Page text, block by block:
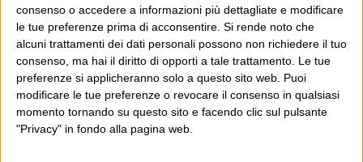
consenso o accedere a informazioni più dettagliate e modificare
le tue preferenze prima di acconsentire. Si rende noto che
alcuni trattamenti dei dati personali possono non richiedere il tuo
consenso, ma hai il diritto di opporti a tale trattamento. Le tue
preferenze si applicheranno solo a questo sito web. Puoi
modificare le tue preferenze o revocare il consenso in qualsiasi
momento tornando su questo sito e facendo clic sul pulsante
"Privacy" in fondo alla pagina web.